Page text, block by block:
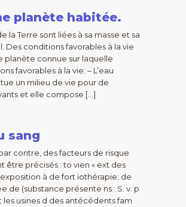
planète habitée.
la Terre sont liées à sa masse et sa
Des conditions favorables à la vie
planète connue sur laquelle
favorables à la vie: – L’eau
un milieu de vie pour de
et elle compose […]
sang
contre, des facteurs de risque
être précisés : to vien « ext des
à de fort iothérapie; de
de (substance présente ns : S. v. p
usines d des antécédents fam